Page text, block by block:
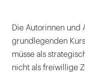
Die Autorinnen und
grundlegenden
müsse als
nicht als freiwillige